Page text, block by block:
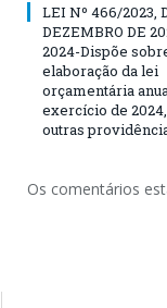
LEI Nº 466/2023,
DEZEMBRO DE
2024-Dispõe
elaboração da lei
orçamentária
exercício de
outras
Os comentários